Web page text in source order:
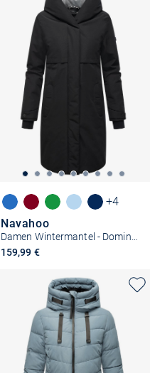
+4
Navahoo
159,99 €